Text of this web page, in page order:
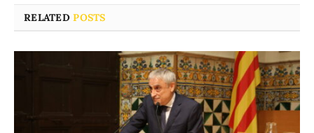
RELATEDPOSTS